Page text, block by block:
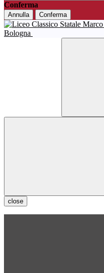
Conferma
Annulla Conferma
Bologna
close